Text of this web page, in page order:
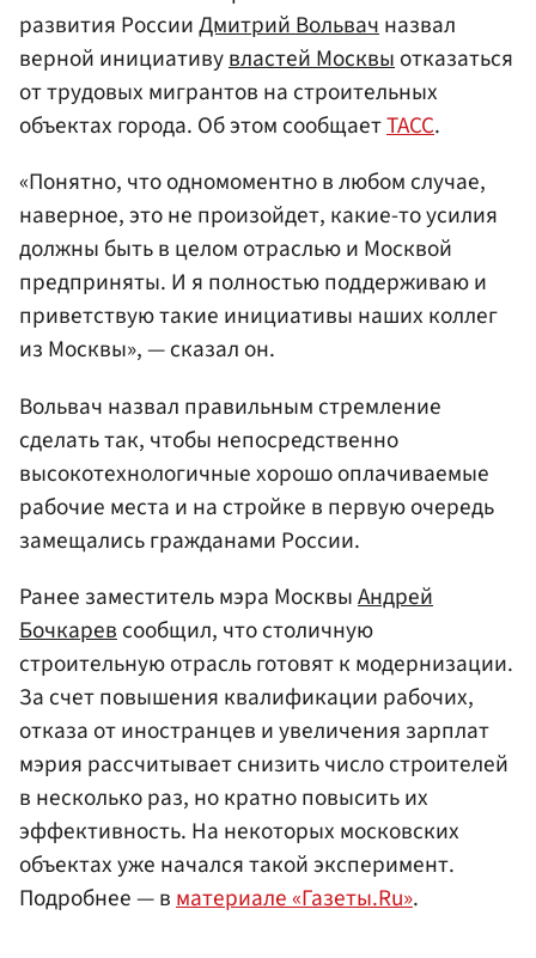
развития РоссииДмитрий Вольвачназвал
верной инициативувластей Москвыотказаться
от трудовых мигрантов на строительных
объектах города. Об этом сообщаетТАСС.
«Понятно, что одномоментно в любом случае,
наверное, это не произойдет, какие-то усилия
должны быть в целом отраслью и Москвой
предприняты. И я полностью поддерживаю и
приветствую такие инициативы наших коллег
из Москвы», — сказал он.
Вольвач назвал правильным стремление
сделать так, чтобы непосредственно
высокотехнологичные хорошо оплачиваемые
рабочие места и на стройке в первую очередь
замещались гражданами России.
Ранее заместитель мэра МосквыАндрей
Бочкаревсообщил, что столичную
строительную отрасль готовят к модернизации.
За счет повышения квалификации рабочих,
отказа от иностранцев и увеличения зарплат
мэрия рассчитывает снизить число строителей
в несколько раз, но кратно повысить их
эффективность. На некоторых московских
объектах уже начался такой эксперимент.
Подробнее — вматериале «Газеты.Ru».